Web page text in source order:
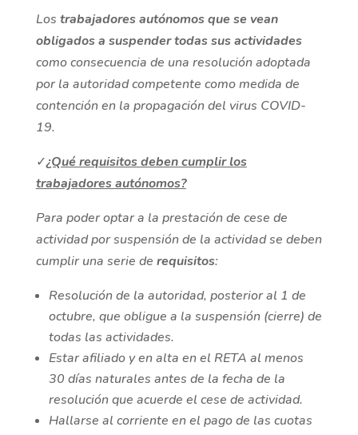
Los trabajadores autónomos que se vean
obligados a suspender todas sus actividades
como consecuencia de una resolución adoptada
por la autoridad competente como medida de
contención en la propagación del virus COVID-
19.
✓¿Qué requisitos deben cumplir los
trabajadores autónomos?
Para poder optar a la prestación de cese de
actividad por suspensión de la actividad se deben
cumplir una serie de requisitos:
Resolución de la autoridad, posterior al 1 de
octubre, que obligue a la suspensión (cierre) de
todas las actividades.
Estar afiliado y en alta en el RETA al menos
30 días naturales antes de la fecha de la
resolución que acuerde el cese de actividad.
Hallarse al corriente en el pago de las cuotas